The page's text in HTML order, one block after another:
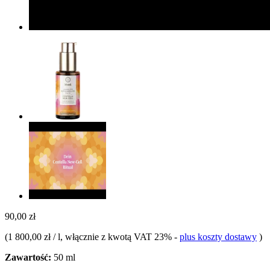
90,00 zł
(1 800,00 zł / l, włącznie z kwotą VAT 23% - plus koszty dostawy )
Zawartość: 50 ml